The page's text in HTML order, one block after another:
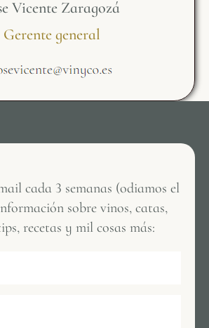
Vicente Zaragozá
Gerente general
cada 3 semanas (odiamos el
sobre vinos, catas,
recetas y mil cosas más: